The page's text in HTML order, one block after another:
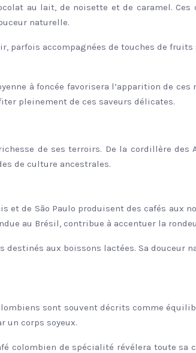
au lait, de noisette et de caramel. Ces
naturelle.
parfois accompagnées de touches de
à foncée favorisera l’apparition de
pleinement de ces saveurs délicates.
de ses terroirs. De la cordillère des
de culture ancestrales.
de São Paulo produisent des cafés aux
au Brésil, contribue à accentuer la
aux boissons lactées. Sa douceur
sont souvent décrits comme
un corps soyeux.
colombien de spécialité révélera toute sa